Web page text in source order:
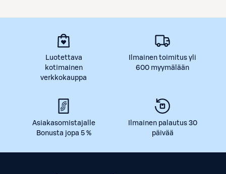
Luotettava
kotimainen
verkkokauppa
Ilmainen toimitus yli
600 myymälään
Asiakasomistajalle
Bonusta jopa 5 %
Ilmainen palautus 30
päivää